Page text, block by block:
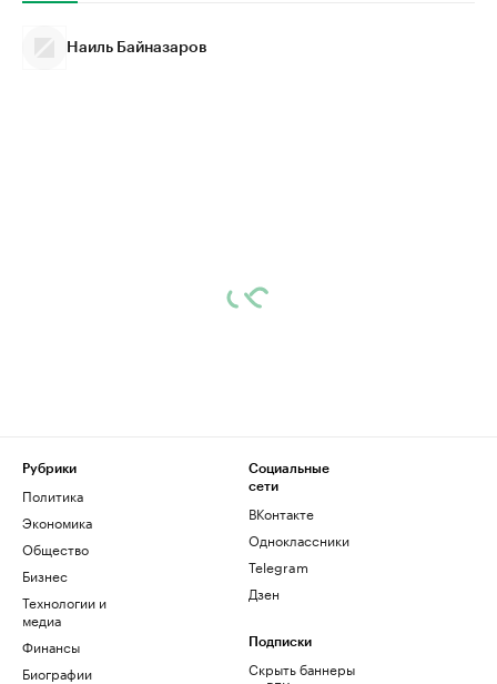
Наиль Байназаров
Рубрики
Политика
Экономика
Общество
Бизнес
Технологии и
медиа
Финансы
Биографии
Социальные
сети
ВКонтакте
Одноклассники
Telegram
Дзен
Подписки
Скрыть баннеры